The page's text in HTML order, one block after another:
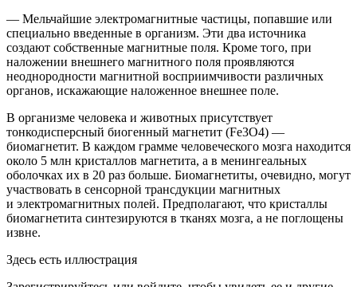
— Мельчайшие электромагнитные частицы, попавшие или
специально введенные в организм. Эти два источника
создают собственные магнитные поля. Кроме того, при
наложении внешнего магнитного поля проявляются
неоднородности магнитной восприимчивости различных
органов, искажающие наложенное внешнее поле.
В организме человека и животных присутствует
тонкодисперсный биогенный магнетит (Fe3O4) —
биомагнетит. В каждом грамме человеческого мозга находится
около 5 млн кристаллов магнетита, а в менингеальных
оболочках их в 20 раз больше. Биомагнетиты, очевидно, могут
участвовать в сенсорной трансдукции магнитных
и электромагнитных полей. Предполагают, что кристаллы
биомагнетита синтезируются в тканях мозга, а не поглощены
извне.
Здесь есть иллюстрация